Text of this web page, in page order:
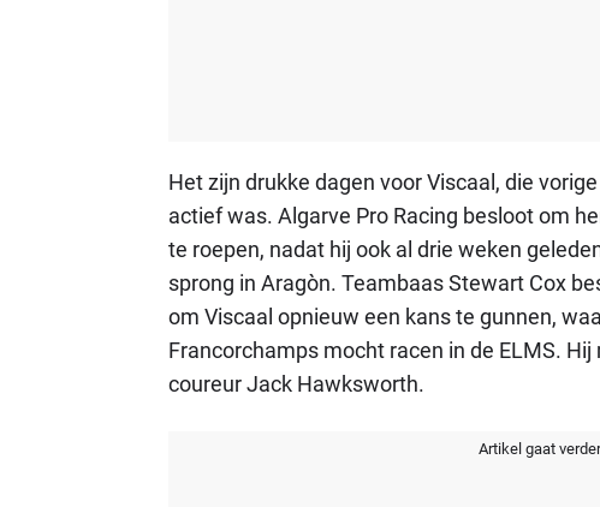
Het zijn drukke dagen voor Viscaal, die
actief was. Algarve Pro Racing besloot om
te roepen, nadat hij ook al drie weken
sprong in Aragòn. Teambaas Stewart Cox
om Viscaal opnieuw een kans te gunnen,
Francorchamps mocht racen in de ELMS.
coureur Jack Hawksworth.
Artikel gaat